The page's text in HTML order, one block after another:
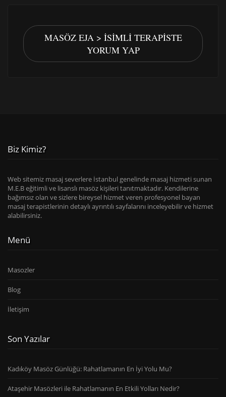
MASÖZ EJA > İSIMLI TERAPISTE
YORUM YAP
Biz Kimiz?
Web sitemiz masaj severlere İstanbul genelinde masaj hizmeti sunan
M.E.B eğitimli ve lisanslı masöz kişileri tanıtmaktadır. Kendilerine
bağımsız olan ve sizlere bireysel hizmet veren profesyonel bayan
masaj terapistlerinin detaylı ayrıntılı sayfalarını inceleyebilir ve hizmet
alabilirsiniz.
Menü
Masozler
Blog
İletişim
Son Yazılar
Kadıköy Masöz Günlüğü: Rahatlamanın En İyi Yolu Mu?
Ataşehir Masözleri ile Rahatlamanın En Etkili Yolları Nedir?